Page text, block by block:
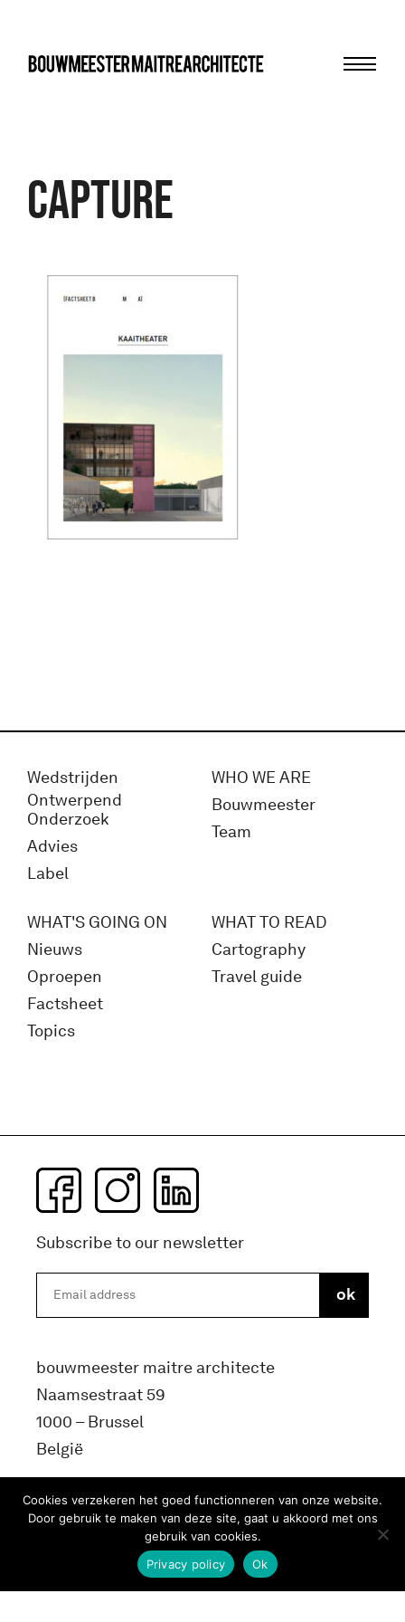
Capture
Wedstrijden
Ontwerpend
Onderzoek
Advies
Label
WHO WE ARE
Bouwmeester
Team
WHAT'S GOING ON
Nieuws
Oproepen
Factsheet
Topics
WHAT TO READ
Cartography
Travel guide
Subscribe to our newsletter
bouwmeester maitre architecte
Naamsestraat 59
1000 – Brussel
België
info@bma.brussels
Cookies verzekeren het goed functionneren van onze website.
Door gebruik te maken van deze site, gaat u akkoord met ons
gebruik van cookies.
Ok
Privacy policy